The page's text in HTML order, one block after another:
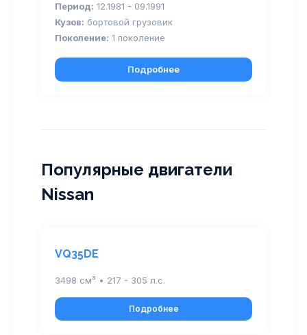
Период: 12.1981 - 09.1991
Кузов: бортовой грузовик
Поколение: 1 поколение
Подробнее
Популярные двигатели
Nissan
VQ35DE
3498 см³ • 217 - 305 л.с.
Подробнее